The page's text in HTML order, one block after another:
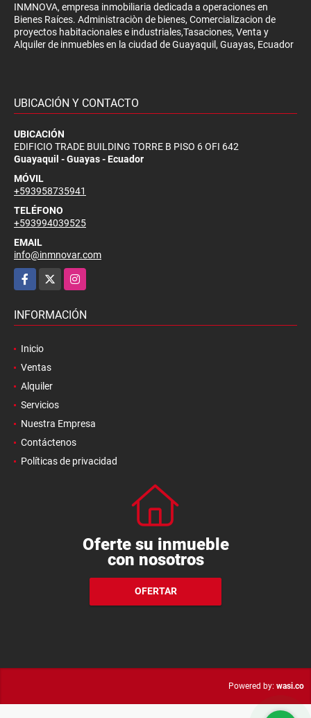
INMNOVA, empresa inmobiliaria dedicada a operaciones en
Bienes Raíces. Administraciòn de bienes, Comercializacion de
proyectos habitacionales e industriales,Tasaciones, Venta y
Alquiler de inmuebles en la ciudad de Guayaquil, Guayas, Ecuador
UBICACIÓN Y CONTACTO
UBICACIÓN
EDIFICIO TRADE BUILDING TORRE B PISO 6 OFI 642
Guayaquil - Guayas - Ecuador
MÓVIL
+593958735941
TELÉFONO
+593994039525
EMAIL
info@inmnovar.com
Facebook
Instagram
INFORMACIÓN
Inicio
Ventas
Alquiler
Servicios
Nuestra Empresa
Contáctenos
Políticas de privacidad
Oferte su inmueble
con nosotros
OFERTAR
Powered by: wasi.co